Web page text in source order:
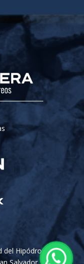
del Hipódromo,
Salvador, El